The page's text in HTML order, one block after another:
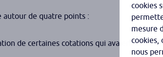
autour de quatre points :
de certaines cotations qui avaient été
cookies
mesure
cookies,
nous